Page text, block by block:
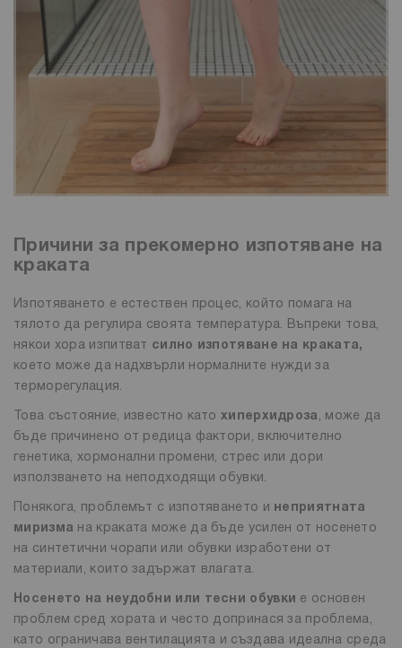
Причини за прекомерно изпотяване на
краката
Изпотяването е естествен процес, който помага на
тялото да регулира своята температура. Въпреки това,
някои хора изпитват силно изпотяване на краката,
което може да надхвърли нормалните нужди за
терморегулация.
Това състояние, известно като хиперхидроза , може да
бъде причинено от редица фактори, включително
генетика, хормонални промени, стрес или дори
използването на неподходящи обувки.
Понякога, проблемът с изпотяването и
неприятната
миризма на краката може да бъде усилен от носенето
на синтетични чорапи или обувки изработени от
материали, които задържат влагата.
Носенето на неудобни или тесни обувки
е основен
проблем сред хората и често допринася за проблема,
като ограничава вентилацията и създава идеална среда